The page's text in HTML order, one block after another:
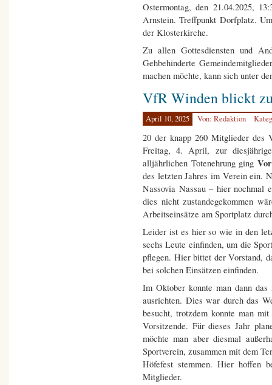
Ostermontag, den 21.04.2025,
Arnstein. Treffpunkt Dorfplatz.
der Klosterkirche.
Zu allen Gottesdiensten und
Gehbehinderte
machen möchte, kann sich unter
VfR Winden blickt
April 10, 2025 Von: Redaktion
20 der knapp 260 Mitglieder des
Freitag, 4. April, zur
alljährlichen Totenehrung ging
des letzten Jahres im Verein ein.
Nassovia Nassau – hier nochmal
dies nicht zustandegekommen
Arbeitseinsätze am Sportplatz
Leider ist es hier so wie in den
sechs Leute einfinden, um die
pflegen. Hier bittet der Vorstand,
bei solchen Einsätzen einfinden.
Im Oktober konnte man dann
ausrichten. Dies war durch das
besucht, trotzdem konnte man
Vorsitzende. Für dieses Jahr
möchte man aber diesmal
Sportverein, zusammen mit dem
Höfefest stemmen. Hier hoffen
Mitglieder.